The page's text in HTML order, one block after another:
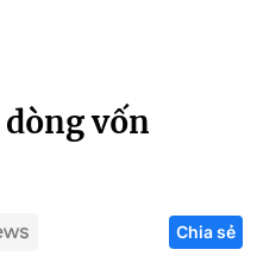
Infographic
Công nghệ
vốn
Chia sẻ